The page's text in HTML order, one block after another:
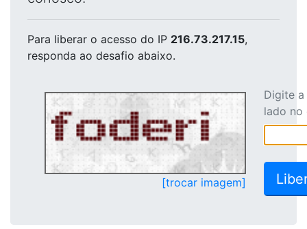
Para liberar o acesso do IP 216.73.217.15,
responda ao desafio abaixo.
[trocar imagem]
Digite
lado no